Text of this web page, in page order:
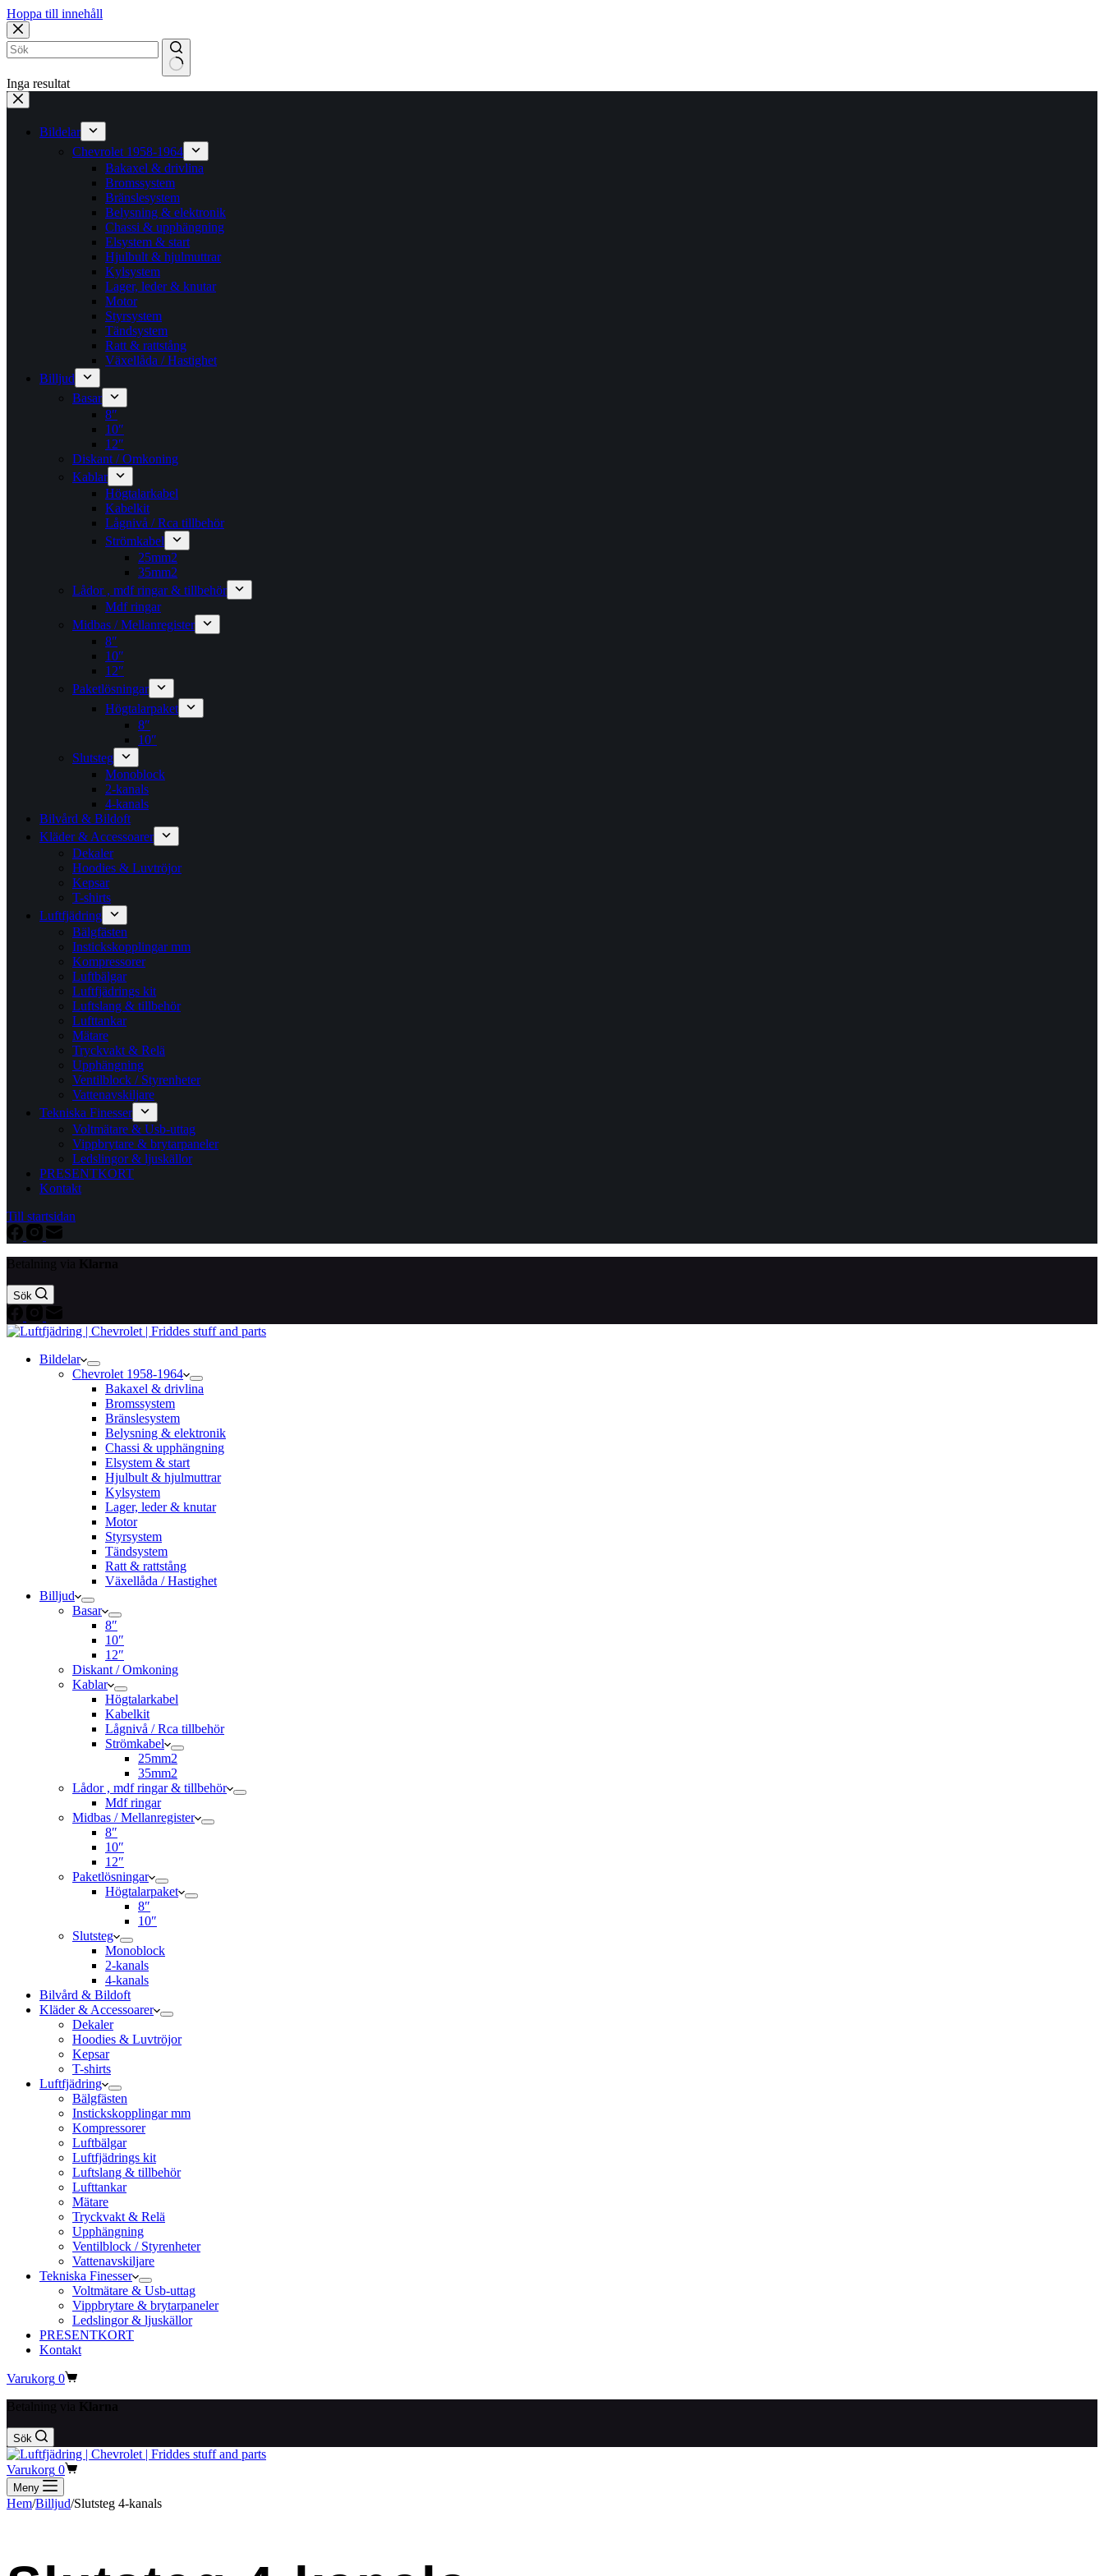
Hoppa till innehåll
Inga resultat
Bildelar
Chevrolet 1958-1964
Bakaxel & drivlina
Bromssystem
Bränslesystem
Belysning & elektronik
Chassi & upphängning
Elsystem & start
Hjulbult & hjulmuttrar
Kylsystem
Lager, leder & knutar
Motor
Styrsystem
Tändsystem
Ratt & rattstång
Växellåda / Hastighet
Billjud
Basar
8″
10″
12″
Diskant / Omkoning​
Kablar
Högtalarkabel
Kabelkit
Lågnivå / Rca tillbehör
Strömkabel
25mm2
35mm2
Lådor , mdf ringar & tillbehör
Mdf ringar
Midbas / Mellanregister
8″
10″
12″
Paketlösningar
Högtalarpaket
8″
10″
Slutsteg
Monoblock
2-kanals
4-kanals
Bilvård & Bildoft
Kläder & Accessoarer
Dekaler
Hoodies & Luvtröjor
Kepsar
T-shirts
Luftfjädring
Bälgfästen
Instickskopplingar mm
Kompressorer
Luftbälgar
Luftfjädrings kit
Luftslang & tillbehör
Lufttankar
Mätare
Tryckvakt & Relä
Upphängning
Ventilblock / Styrenheter
Vattenavskiljare
Tekniska Finesser
Voltmätare & Usb-uttag
Vippbrytare & brytarpaneler
Ledslingor & ljuskällor
PRESENTKORT
Kontakt
Till startsidan
Sök
Bildelar
Chevrolet 1958-1964
Bakaxel & drivlina
Bromssystem
Bränslesystem
Belysning & elektronik
Chassi & upphängning
Elsystem & start
Hjulbult & hjulmuttrar
Kylsystem
Lager, leder & knutar
Motor
Styrsystem
Tändsystem
Ratt & rattstång
Växellåda / Hastighet
Billjud
Basar
8″
10″
12″
Diskant / Omkoning​
Kablar
Högtalarkabel
Kabelkit
Lågnivå / Rca tillbehör
Strömkabel
25mm2
35mm2
Lådor , mdf ringar & tillbehör
Mdf ringar
Midbas / Mellanregister
8″
10″
12″
Paketlösningar
Högtalarpaket
8″
10″
Slutsteg
Monoblock
2-kanals
4-kanals
Bilvård & Bildoft
Kläder & Accessoarer
Dekaler
Hoodies & Luvtröjor
Kepsar
T-shirts
Luftfjädring
Bälgfästen
Instickskopplingar mm
Kompressorer
Luftbälgar
Luftfjädrings kit
Luftslang & tillbehör
Lufttankar
Mätare
Tryckvakt & Relä
Upphängning
Ventilblock / Styrenheter
Vattenavskiljare
Tekniska Finesser
Voltmätare & Usb-uttag
Vippbrytare & brytarpaneler
Ledslingor & ljuskällor
PRESENTKORT
Kontakt
Varukorg 0
Sök
Varukorg 0
Meny
Hem/Billjud/Slutsteg 4-kanals